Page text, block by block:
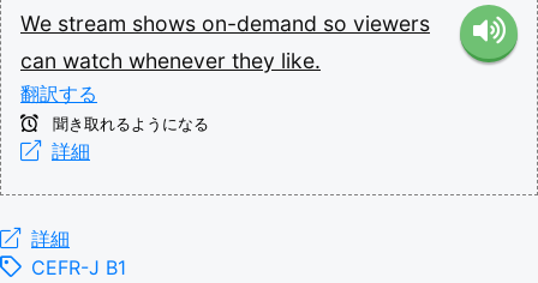
We stream shows on-demand so viewers
can watch whenever they like.
翻訳する
聞き取れるようになる
詳細
詳細
CEFR-J B1